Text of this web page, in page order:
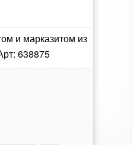
и марказитом из
638875